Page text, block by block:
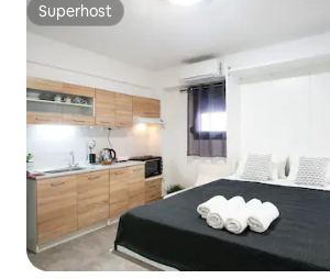
Superhost
Superhost